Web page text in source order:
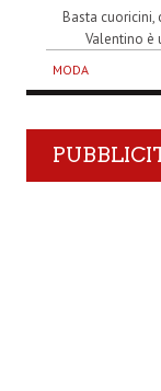
Basta cuoricini,
Valentino è
MODA